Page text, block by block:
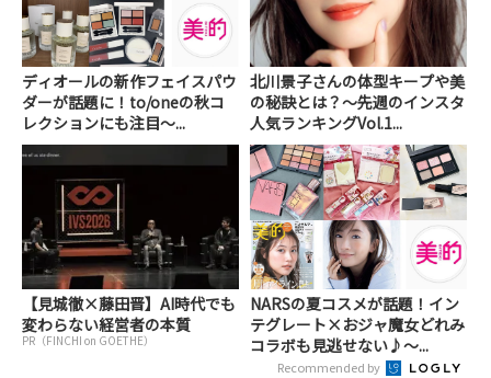
ディオールの新作フェイスパウ
ダーが話題に！to/oneの秋コ
レクションにも注目～...
北川景子さんの体型キープや美
の秘訣とは？～先週のインスタ
人気ランキングVol.1...
【見城徹×藤田晋】AI時代でも
変わらない経営者の本質
PR（FINCHI on GOETHE）
NARSの夏コスメが話題！イン
テグレート×おジャ魔女どれみ
コラボも見逃せない♪～...
Recommended by